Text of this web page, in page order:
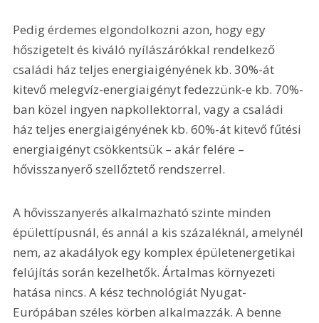
Pedig érdemes elgondolkozni azon, hogy egy
hőszigetelt és kiváló nyílászárókkal rendelkező
családi ház teljes energiaigényének kb. 30%-át
kitevő melegvíz-energiaigényt fedezzünk-e kb. 70%-
ban közel ingyen napkollektorral, vagy a családi
ház teljes energiaigényének kb. 60%-át kitevő fűtési
energiaigényt csökkentsük – akár felére –
hővisszanyerő szellőztető rendszerrel.
A hővisszanyerés alkalmazható szinte minden
épülettípusnál, és annál a kis százaléknál, amelynél
nem, az akadályok egy komplex épületenergetikai
felújítás során kezelhetők. Ártalmas környezeti
hatása nincs. A kész technológiát Nyugat-
Európában széles körben alkalmazzák. A benne